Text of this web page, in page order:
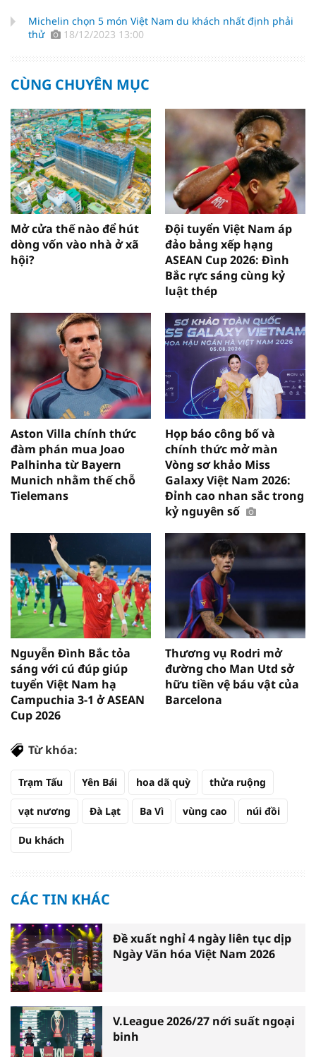
Michelin chọn 5 món Việt Nam du khách nhất định phải
thử
18/12/2023 13:00
CÙNG CHUYÊN MỤC
Mở cửa thế nào để hút
dòng vốn vào nhà ở xã
hội?
Đội tuyển Việt Nam áp
đảo bảng xếp hạng
ASEAN Cup 2026: Đình
Bắc rực sáng cùng kỷ
luật thép
Aston Villa chính thức
đàm phán mua Joao
Palhinha từ Bayern
Munich nhằm thế chỗ
Tielemans
Họp báo công bố và
chính thức mở màn
Vòng sơ khảo Miss
Galaxy Việt Nam 2026:
Đỉnh cao nhan sắc trong
kỷ nguyên số
Nguyễn Đình Bắc tỏa
sáng với cú đúp giúp
tuyển Việt Nam hạ
Campuchia 3-1 ở ASEAN
Cup 2026
Thương vụ Rodri mở
đường cho Man Utd sở
hữu tiền vệ báu vật của
Barcelona
Từ khóa:
Trạm Tấu Yên Bái hoa dã quỳ thửa ruộng
vạt nương Đà Lạt Ba Vì vùng cao núi đồi
Du khách
CÁC TIN KHÁC
Đề xuất nghỉ 4 ngày liên tục dịp
Ngày Văn hóa Việt Nam 2026
V.League 2026/27 nới suất ngoại
binh